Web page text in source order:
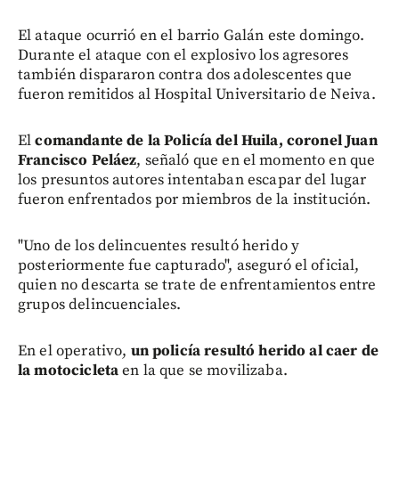
El ataque ocurrió en el barrio Galán este domingo.
Durante el ataque con el explosivo los agresores
también dispararon contra dos adolescentes que
fueron remitidos al Hospital Universitario de Neiva.
Elcomandante de la Policía del Huila, coronel Juan
Francisco Peláez, señaló que en el momento en que
los presuntos autores intentaban escapar del lugar
fueron enfrentados por miembros de la institución.
"Uno de los delincuentes resultó herido y
posteriormente fue capturado", aseguró el oficial,
quien no descarta se trate de enfrentamientos entre
grupos delincuenciales.
En el operativo, un policía resultó herido al caer de
la motocicletaen la que se movilizaba.